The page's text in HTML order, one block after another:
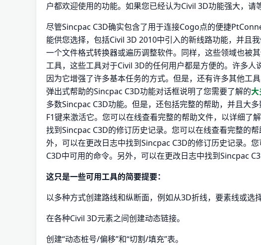
户都欢迎使用的功能。如果您已经认为Civil 3D功能强大，请
尽管Sincpac C3D确实包含了用于连接Cogo点的便捷
能供您选择，包括Civil 3D 2010中引入的新线路功能，并且
一个文件格式转换器或遍历调整软件。同样，这些领域也被
工具，这些工具对于Civil 3D的任何用户都是方便的。许多人
因为它增强了许多基本任务的方式。但是，还有许多其他工
弹出式帮助的Sincpac C3D功能对话框说明了您需要了解的大
多数Sincpac C3D功能。但是，还包括完整的帮助，并且大
F1键来激活它。您可以在线查看完整的帮助文件，以详细了
找到Sincpac C3D的修订历史记录。您可以在线查看完整的
外，可以在更改日志中找到Sincpac C3D的修订历史记录。
C3D中可用的命令。另外，可以在更改日志中找到Sincpac
这只是一些可用工具的简要提要：
以多种方式创建路线和纵断面，例如从3D折线，要素线或选择
在各种Civil 3D元素之间创建动态链接。
创建“动态桩号/偏移”和“切割/填充”表。